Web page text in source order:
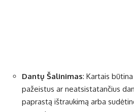
Dantų Šalinimas: Kartais
pažeistus ar neatsistatančius
paprastą ištraukimą arba